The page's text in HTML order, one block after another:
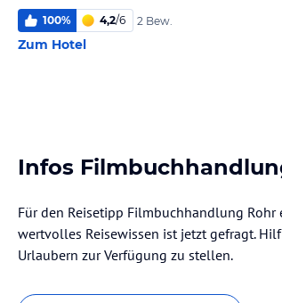
100% 4,2/6 2 Bew.
Zum Hotel
Infos
Für den Reisetipp Filmbuchhandlung
wertvolles Reisewissen ist jetzt gefragt.
Urlaubern zur Verfügung zu stellen.